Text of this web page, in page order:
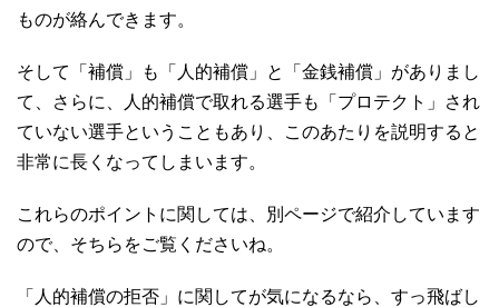
ものが絡んできます。
そして「補償」も「人的補償」と「金銭補償」がありまし
て、さらに、人的補償で取れる選手も「プロテクト」され
ていない選手ということもあり、このあたりを説明すると
非常に長くなってしまいます。
これらのポイントに関しては、別ページで紹介しています
ので、そちらをご覧くださいね。
「人的補償の拒否」に関してが気になるなら、すっ飛ばし